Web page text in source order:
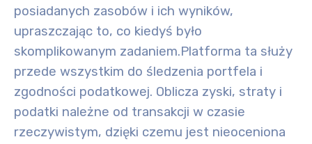
posiadanych zasobów i ich wyników,
upraszczając to, co kiedyś było
skomplikowanym zadaniem.Platforma ta służy
przede wszystkim do śledzenia portfela i
zgodności podatkowej. Oblicza zyski, straty i
podatki należne od transakcji w czasie
rzeczywistym, dzięki czemu jest nieoceniona